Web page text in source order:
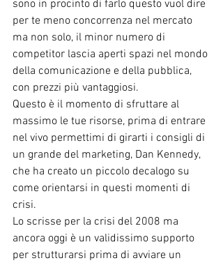
sono in procinto di farlo questo vuol dire
per te meno concorrenza nel mercato
ma non solo, il minor numero di
competitor lascia aperti spazi nel mondo
della comunicazione e della pubblica,
con prezzi più vantaggiosi.
Questo è il momento di sfruttare al
massimo le tue risorse, prima di entrare
nel vivo permettimi di girarti i consigli di
un grande del marketing, Dan Kennedy,
che ha creato un piccolo decalogo su
come orientarsi in questi momenti di
crisi.
Lo scrisse per la crisi del 2008 ma
ancora oggi è un validissimo supporto
per strutturarsi prima di avviare un